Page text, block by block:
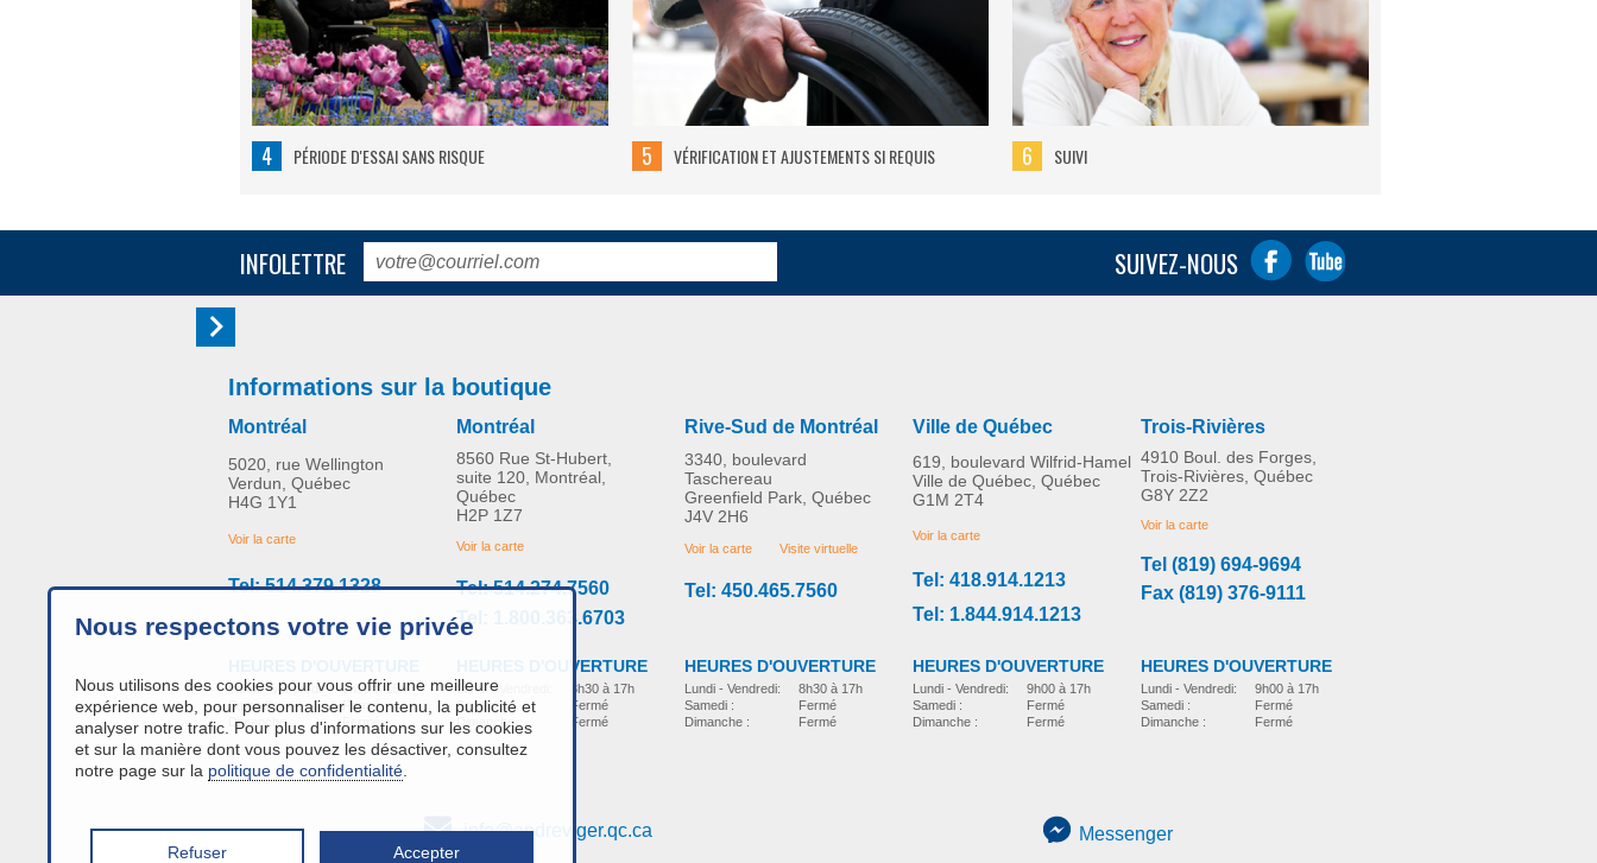
Nous respectons votre vie privée
Nous utilisons des cookies pour vous offrir une meilleure
expérience web, pour personnaliser le contenu, la publicité et
analyser notre trafic. Pour plus d'informations sur les cookies
et sur la manière dont vous pouvez les désactiver, consultez
notre page sur la politique de confidentialité.
Refuser Accepter
4 PÉRIODE D'ESSAI SANS RISQUE 5 VÉRIFICATION ET AJUSTEMENTS SI REQUIS 6 SUIVI
INFOLETTRE SUIVEZ-NOUS
Informations sur la boutique
Montréal
5020, rue Wellington
Verdun, Québec
H4G 1Y1
Voir la carte
Tel: 514.379.1328
Lundi - Vendredi:
Samedi :
Dimanche :
9h00 à 16h
Fermé
Montréal
8560 Rue St-Hubert,
suite 120, Montréal,
Québec
H2P 1Z7
Voir la carte
Tel: 514.274.7560
Tel: 1.800.363.6703
HEURES D'OUVERTURE
Lundi - Vendredi:
Samedi :
Dimanche :
8h30 à 17h
Fermé
Fermé
Rive-Sud de Montréal
3340, boulevard
Taschereau
Greenfield Park, Québec
J4V 2H6
Voir la carte Visite virtuelle
Tel: 450.465.7560
HEURES D'OUVERTURE
Lundi - Vendredi:
Samedi :
Dimanche :
8h30 à 17h
Fermé
Fermé
Ville de Québec
619, boulevard Wilfrid-Hamel
Ville de Québec, Québec
G1M 2T4
Voir la carte
Tel: 418.914.1213
Tel: 1.844.914.1213
HEURES D'OUVERTURE
Lundi - Vendredi:
Samedi :
Dimanche :
9h00 à 17h
Fermé
Fermé
Trois-Rivières
4910 Boul. des Forges,
Trois-Rivières, Québec
G8Y 2Z2
Voir la carte
Tel (819) 694-9694
Fax (819) 376-9111
HEURES D'OUVERTURE
Lundi - Vendredi:
Samedi :
Dimanche :
9h00 à 17h
Fermé
Fermé
info@andreviger.qc.ca Messenger